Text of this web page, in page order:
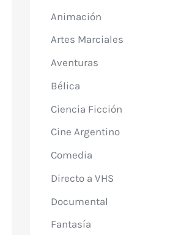
Animación
Artes Marciales
Aventuras
Bélica
Ciencia Ficción
Cine Argentino
Comedia
Directo a VHS
Documental
Fantasía